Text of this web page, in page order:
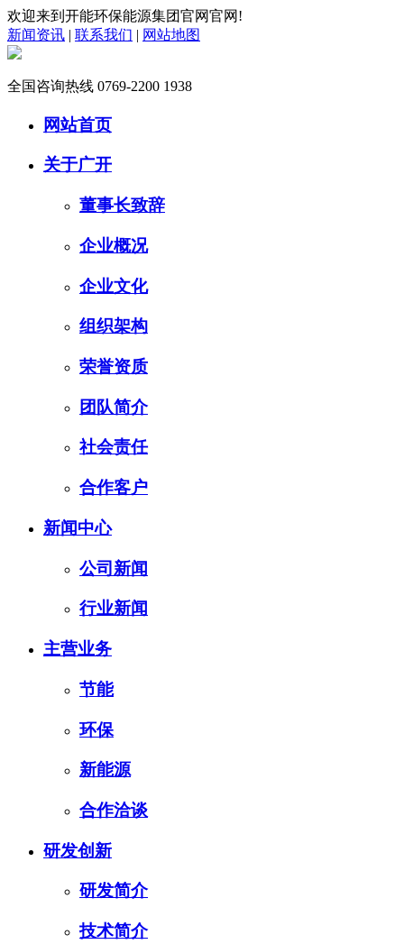
欢迎来到开能环保能源集团官网官网!
新闻资讯 | 联系我们 | 网站地图
全国咨询热线 0769-2200 1938
网站首页
关于广开
董事长致辞
企业概况
企业文化
组织架构
荣誉资质
团队简介
社会责任
合作客户
新闻中心
公司新闻
行业新闻
主营业务
节能
环保
新能源
合作洽谈
研发创新
研发简介
技术简介